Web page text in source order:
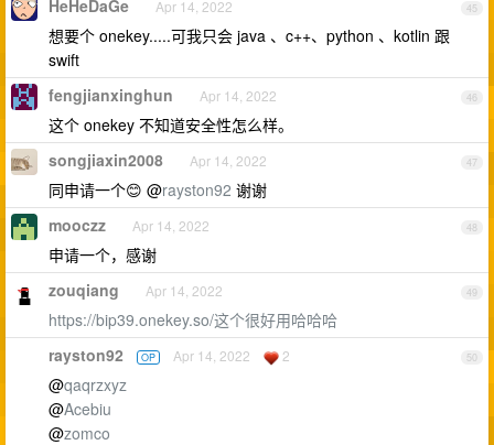
45
HeHeDaGe Apr 14, 2022
想要个 onekey.....可我只会 java 、c++、python 、kotlin 跟
swift
46
fengjianxinghun Apr 14, 2022
这个 onekey 不知道安全性怎么样。
47
songjiaxin2008 Apr 14, 2022
同申请一个😊 @rayston92 谢谢
48
mooczz Apr 14, 2022
申请一个，感谢
49
zouqiang Apr 14, 2022
https://bip39.onekey.so/这个很好用哈哈哈
50
rayston92 OP Apr 14, 2022 2
@qaqrzxyz
@Acebiu
@zomco